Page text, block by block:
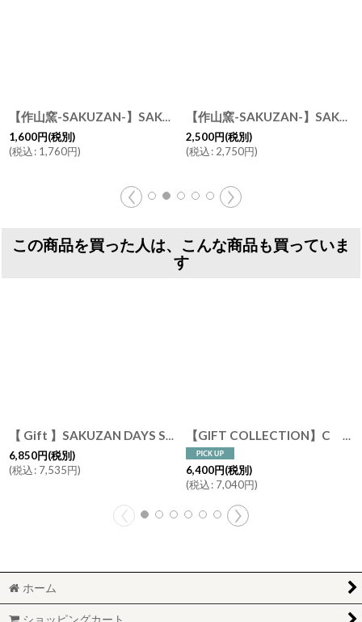
[3930168]
【作山窯-SAKUZAN-】SAKUZAN DAYS Sara Cup カップ 250cc マグカップ 日本製 クリーム ターコイズ ピンク グレー ネイビー ブラウン イエロー
1,600円(税別)
(税込: 1,760円)
【作山窯-SAKUZAN-】SAKUZAN DAYS Sara 7"Plate 20cm/ラウンド M/お皿/ディナープレート/中皿/サラ/カフェ/磁器/日本製/陶器
2,500円(税別)
(税込: 2,750円)
この商品を買った人は、こんな商品も買っていま
す
【 Gift 】SAKUZAN DAYS Sara ストライプ カップ&ソーサー ペアセット ７色 ギフトセット Stripe Cup&Saucer 日本製 磁器 作山窯
6,850円(税別)
(税込: 7,535円)
【GIFT COLLECTION】C SAKUZAN DAYS Sara カップ&ソーサー ペアセット イエロー ターコイズ 新生活 母の日 ギフト Stripe Cup&Saucer コーヒーカップ/サラ/カフェ/磁器/日本製/陶器 ギフトコレクション
6,400円(税別)
(税込: 7,040円)
ホーム